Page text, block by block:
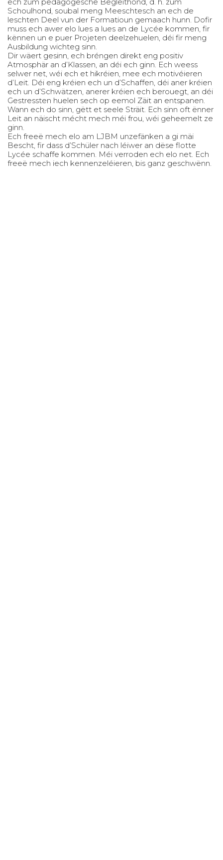
Schoulhond, soubal meng Meeschtesch an ech de
leschten Deel vun der Formatioun gemaach hunn. Dofir
muss ech awer elo lues a lues an de Lycée kommen, fir
kënnen un e puer Projeten deelzehuelen, déi fir meng
Ausbildung wichteg sinn.
Dir wäert gesinn, ech bréngen direkt eng positiv
Atmosphär an d’Klassen, an déi ech ginn. Ech weess
selwer net, wéi ech et hikréien, mee ech motivéieren
d’Leit. Déi eng kréien ech un d’Schaffen, déi aner kréien
ech un d’Schwätzen, anerer kréien ech berouegt, an déi
Gestressten huelen sech op eemol Zäit an entspanen.
Wann ech do sinn, gëtt et seele Sträit. Ech sinn oft ënner
Leit an näischt mécht mech méi frou, wéi geheemelt ze
ginn.
Ech freeë mech elo am LJBM unzefänken a gi mäi
Bescht, fir dass d’Schüler nach léiwer an dëse flotte
Lycée schaffe kommen. Méi verroden ech elo net. Ech
freeë mech iech kennenzeléieren, bis ganz geschwënn.